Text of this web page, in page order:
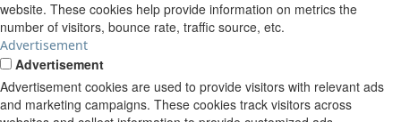
website. These cookies help provide information on metrics the
number of visitors, bounce rate, traffic source, etc.
Advertisement
Advertisement
Advertisement cookies are used to provide visitors with relevant ads
and marketing campaigns. These cookies track visitors across